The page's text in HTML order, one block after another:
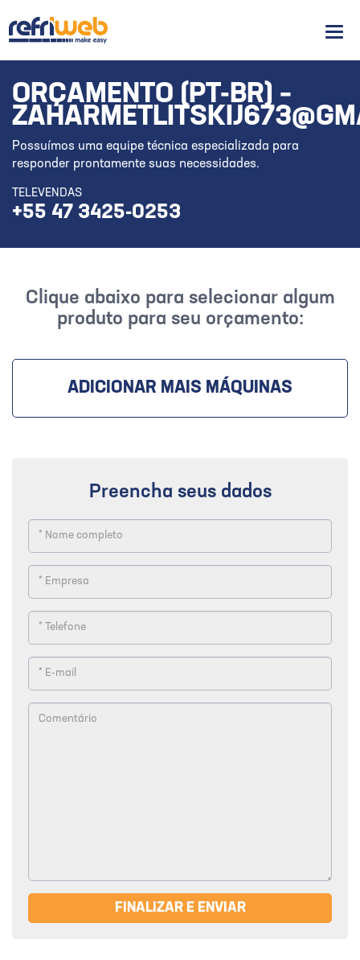
ORÇAMENTO (PT-BR) –
Possuímos uma equipe técnica especializada para
responder prontamente suas necessidades.
TELEVENDAS
+55 47 3425-0253
Clique abaixo para selecionar algum
produto para seu orçamento:
ADICIONAR MAIS MÁQUINAS
Preencha seus dados
FINALIZAR E ENVIAR